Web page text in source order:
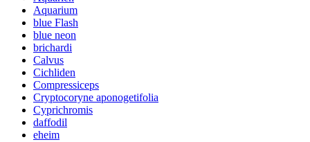
Aquarium
blue Flash
blue neon
brichardi
Calvus
Cichliden
Compressiceps
Cryptocoryne aponogetifolia
Cyprichromis
daffodil
eheim